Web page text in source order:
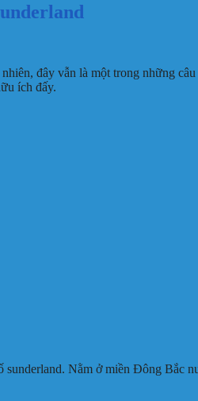
đây vẫn là một trong những
ích đấy.
Nằm ở miền Đông